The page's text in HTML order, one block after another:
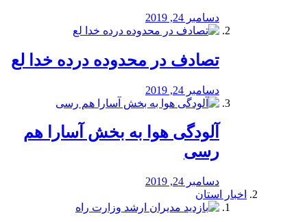
دسامبر 24, 2019
تصادف در محدوده درده خدا لع
دسامبر 24, 2019
آلودگی هوا به بخش آسارا هم
رسی
دسامبر 24, 2019
اخبار استان